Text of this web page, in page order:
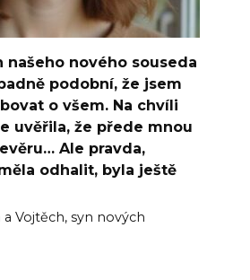
našeho nového souseda
podobní, že jsem
o všem. Na chvíli
uvěřila, že přede mnou
Ale pravda,
odhalit, byla ještě
Vojtěch, syn nových